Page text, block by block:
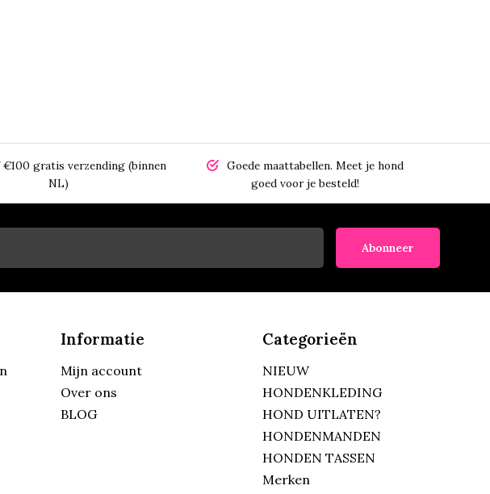
€100 gratis verzending (binnen
NL)
Goede maattabellen. Meet je hond
goed voor je besteld!
Abonneer
Informatie
Mijn account
Over ons
BLOG
Categorieën
NIEUW
HONDENKLEDING
HOND UITLATEN?
HONDENMANDEN
HONDEN TASSEN
Merken